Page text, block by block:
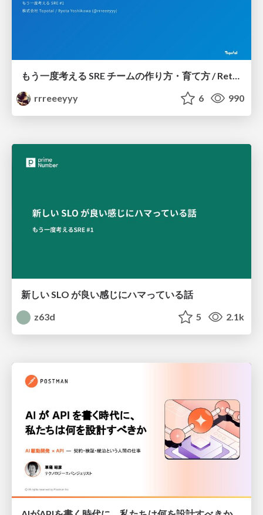
もう一度考える SRE チームの作り方・育て方 / Rethinking SRE #1: Building and Growing SRE Teams
rrreeeyyy
6 990
新しい SLO が良い感じにハマっている話
z63d
5 2.1k